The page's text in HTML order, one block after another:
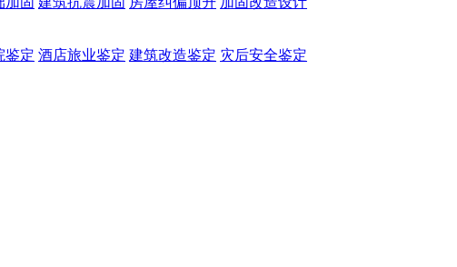
鉴定 酒店旅业鉴定 建筑改造鉴定 灾后安全鉴定